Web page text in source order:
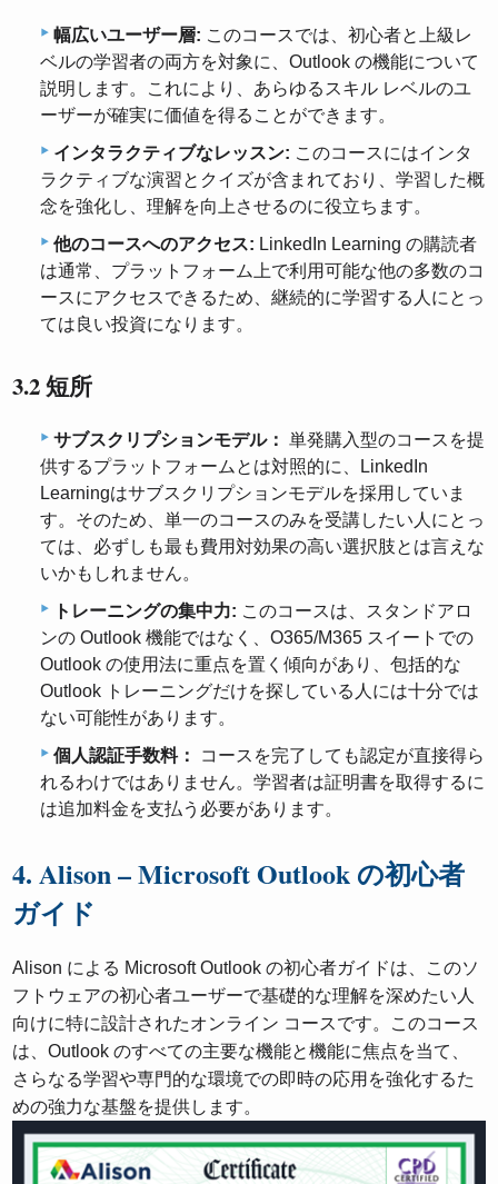
幅広いユーザー層: このコースでは、初心者と上級レ
ベルの学習者の両方を対象に、Outlook の機能について
説明します。これにより、あらゆるスキル レベルのユ
ーザーが確実に価値を得ることができます。
インタラクティブなレッスン: このコースにはインタ
ラクティブな演習とクイズが含まれており、学習した概
念を強化し、理解を向上させるのに役立ちます。
他のコースへのアクセス: LinkedIn Learning の購読者
は通常、プラットフォーム上で利用可能な他の多数のコ
ースにアクセスできるため、継続的に学習する人にとっ
ては良い投資になります。
3.2 短所
サブスクリプションモデル： 単発購入型のコースを提
供するプラットフォームとは対照的に、LinkedIn
Learningはサブスクリプションモデルを採用していま
す。そのため、単一のコースのみを受講したい人にとっ
ては、必ずしも最も費用対効果の高い選択肢とは言えな
いかもしれません。
トレーニングの集中力: このコースは、スタンドアロ
ンの Outlook 機能ではなく、O365/M365 スイートでの
Outlook の使用法に重点を置く傾向があり、包括的な
Outlook トレーニングだけを探している人には十分では
ない可能性があります。
個人認証手数料：
コースを完了しても認定が直接得ら
れるわけではありません。学習者は証明書を取得するに
は追加料金を支払う必要があります。
4. Alison – Microsoft Outlook の初心者
ガイド
Alison による Microsoft Outlook の初心者ガイドは、このソ
フトウェアの初心者ユーザーで基礎的な理解を深めたい人
向けに特に設計されたオンライン コースです。このコース
は、Outlook のすべての主要な機能と機能に焦点を当て、
さらなる学習や専門的な環境での即時の応用を強化するた
めの強力な基盤を提供します。